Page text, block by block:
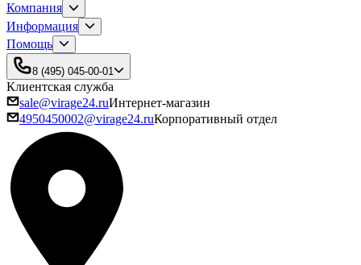
Компания
Информация
Помощь
8 (495) 045-00-01
Клиентская служба
sale@virage24.ruИнтернет-магазин
4950450002@virage24.ruКорпоративный отдел